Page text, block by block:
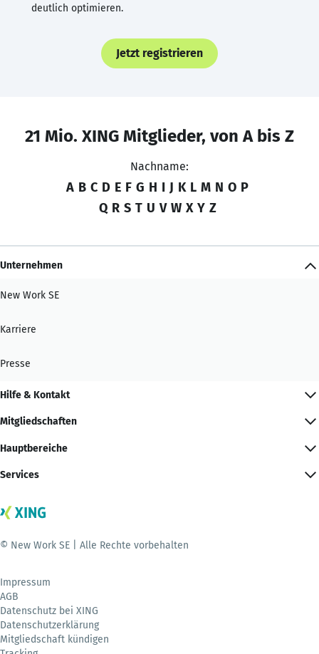
deutlich optimieren.
Jetzt registrieren
21 Mio. XING Mitglieder, von A bis Z
Nachname:
A B C D E F G H I J K L M N O P
Q R S T U V W X Y Z
Unternehmen
New Work SE
Karriere
Presse
Hilfe & Kontakt
Mitgliedschaften
Hauptbereiche
Services
© New Work SE | Alle Rechte vorbehalten
Impressum
AGB
Datenschutz bei XING
Datenschutzerklärung
Mitgliedschaft kündigen